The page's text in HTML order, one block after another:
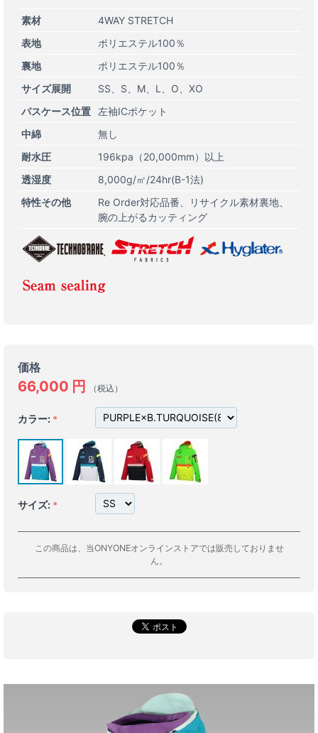
素材
4WAY STRETCH
表地
ポリエステル100％
裏地
ポリエステル100％
サイズ展開
SS S M L O
XO
パスケース位置
左袖ICポケット
中綿
無し
耐水圧
196kpa（20,000mm）以上
透湿度
8,000g/㎡/24hr(B-1法)
特性その他
Re Order対応品番
リサイクル素材裏地
腕の上がるカッティング
価格
66,000 円 （税込）
カラー:
サイズ:
この商品は、当ONYONEオンラインストアでは販売しておりませ
ん。